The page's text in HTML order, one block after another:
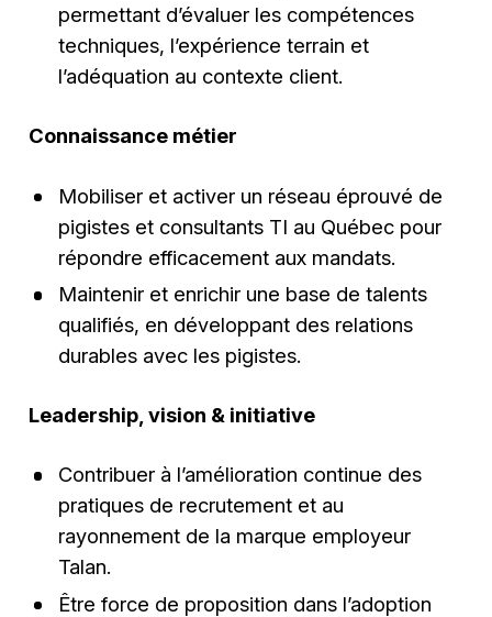
permettant d’évaluer les compétences
techniques, l’expérience terrain et
l’adéquation au contexte client.
Connaissance métier
Mobiliser et activer un réseau éprouvé de
pigistes et consultants TI au Québec pour
répondre efficacement aux mandats.
Maintenir et enrichir une base de talents
qualifiés, en développant des relations
durables avec les pigistes.
Leadership, vision & initiative
Contribuer à l’amélioration continue des
pratiques de recrutement et au
rayonnement de la marque employeur
Talan.
Être force de proposition dans l’adoption